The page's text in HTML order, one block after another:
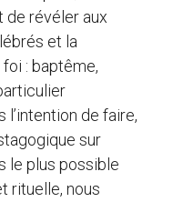
de révéler aux
et la
: baptême,
l’intention de faire,
sur
le plus possible
rituelle, nous